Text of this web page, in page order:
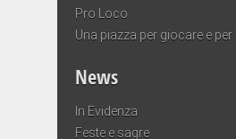
Pro Loco
Una piazza per giocare e per
News
In Evidenza
Feste e sagre